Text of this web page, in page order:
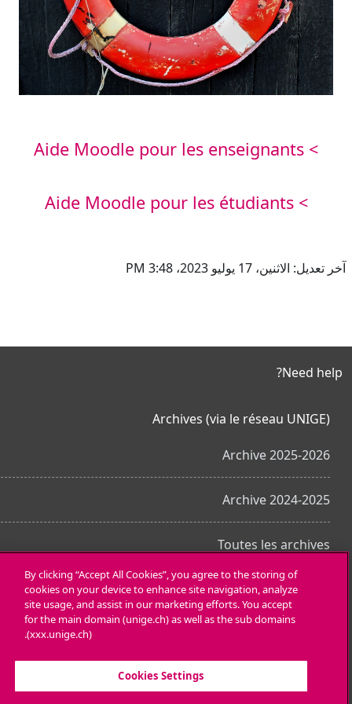
> Aide Moodle pour les enseignants
> Aide Moodle pour les étudiants
آخر تعديل: الاثنين، 17 يوليو 2023، 3:48 PM
Need help?
Archives (via le réseau UNIGE)
Archive 2025-2026
Archive 2024-2025
Toutes les archives
احصل على تطبيق الجوّال
By clicking “Accept All Cookies”, you agree to the storing of
cookies on your device to enhance site navigation, analyze
site usage, and assist in our marketing efforts. You accept
for the main domain (unige.ch) as well as the sub domains
(xxx.unige.ch).
Cookies Settings